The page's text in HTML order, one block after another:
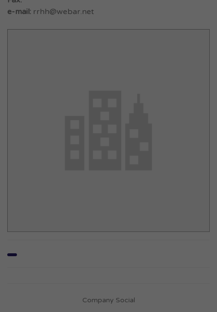
e-mail: rrhh@webar.net
Company Social